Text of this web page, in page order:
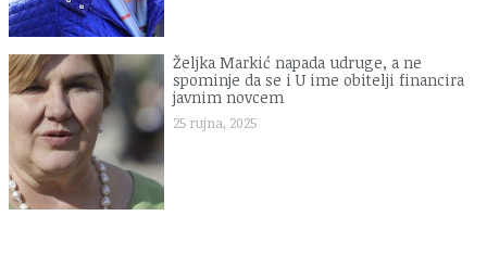
Željka Markić napada udruge, a ne
spominje da se i U ime obitelji financira
javnim novcem
25 rujna, 2025